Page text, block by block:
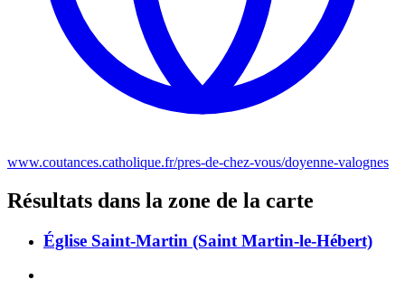
www.coutances.catholique.fr/pres-de-chez-vous/doyenne-valognes
Résultats dans la zone de la carte
Église Saint-Martin (Saint Martin-le-Hébert)